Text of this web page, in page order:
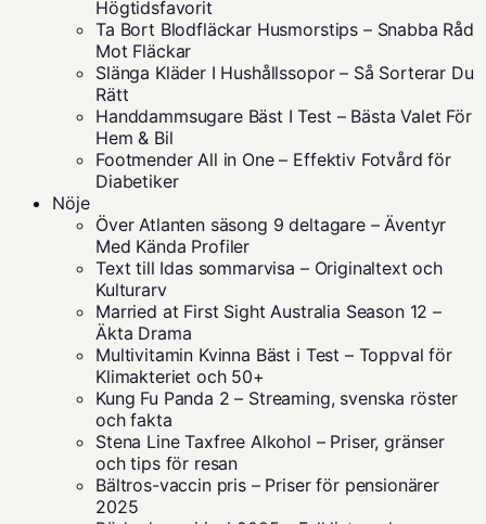
Högtidsfavorit
Ta Bort Blodfläckar Husmorstips – Snabba Råd
Mot Fläckar
Slänga Kläder I Hushållssopor – Så Sorterar Du
Rätt
Handdammsugare Bäst I Test – Bästa Valet För
Hem & Bil
Footmender All in One – Effektiv Fotvård för
Diabetiker
Nöje
Över Atlanten säsong 9 deltagare – Äventyr
Med Kända Profiler
Text till Idas sommarvisa – Originaltext och
Kulturarv
Married at First Sight Australia Season 12 –
Äkta Drama
Multivitamin Kvinna Bäst i Test – Toppval för
Klimakteriet och 50+
Kung Fu Panda 2 – Streaming, svenska röster
och fakta
Stena Line Taxfree Alkohol – Priser, gränser
och tips för resan
Bältros-vaccin pris – Priser för pensionärer
2025